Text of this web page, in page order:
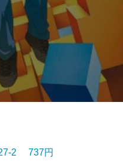
2 737円